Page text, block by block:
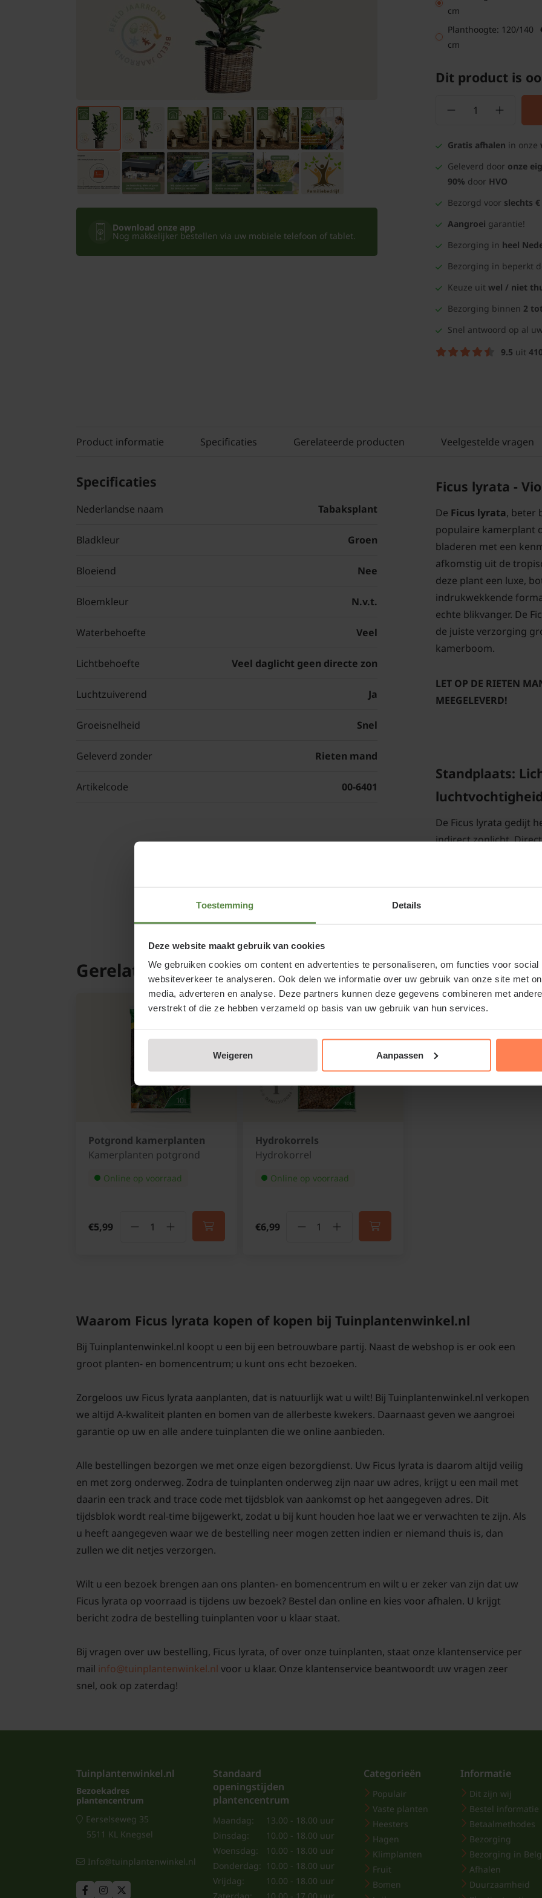
Toestemming Details
Deze website maakt gebruik van cookies
We gebruiken cookies om content en advertenties te personaliseren, om functies voor social
websiteverkeer te analyseren. Ook delen we informatie over uw gebruik van onze site met
media, adverteren en analyse. Deze partners kunnen deze gegevens combineren met
verstrekt of die ze hebben verzameld op basis van uw gebruik van hun services.
Weigeren Aanpassen
Leibomen
Kamerplanten
Bloempotten
Download onze app
Nog makkelijker bestellen via uw mobiele telefoon of tablet.
cm
Planthoogte: 120/140
cm
Dit product is
Gratis afhalen in onze
Geleverd door onze
90% door HVO
Bezorgd voor slechts €
Aangroei garantie!
Bezorging in heel
Bezorging in beperkt
Keuze uit wel / niet
Bezorging binnen 2
Snel antwoord op al
9.5 uit
Product informatie Specificaties Gerelateerde producten Veelgestelde vragen
Specificaties
Nederlandse naam Tabaksplant
Bladkleur Groen
Bloeiend Nee
Bloemkleur N.v.t.
Waterbehoefte Veel
Lichtbehoefte Veel daglicht geen directe zon
Luchtzuiverend Ja
Groeisnelheid Snel
Geleverd zonder Rieten mand
Artikelcode 00-6401
Ficus lyrata -
De Ficus lyrata, beter
populaire kamerplant
bladeren met een
afkomstig uit de
deze plant een luxe,
indrukwekkende
echte blikvanger. De
de juiste verzorging
kamerboom.
LET OP DE RIETEN
MEEGELEVERD!
Standplaats:
luchtvochtigheid
De Ficus lyrata gedijt
indirect zonlicht.
gunstig zijn, maar
bladeren kan
kunnen stress
optimale conditie te
De Ficus lyrata helpt
stoffen te filteren en
Ficus lyrata
waterbalans,
essentieel voor een
Waterbehoefte
niet goed tegen natte
laag van de grond
Voeding
Om de groei en
Verpotten
De Ficus lyrata
worden. Jonge
terwijl oudere
met verse potgrond
Gerelateerde producten
Potgrond kamerplanten
Kamerplanten potgrond
Online op voorraad
€5,99
Hydrokorrels
Hydrokorrel
Online op voorraad
€6,99
Waarom Ficus lyrata kopen of kopen bij Tuinplantenwinkel.nl
Bij Tuinplantenwinkel.nl koopt u een bij een betrouwbare partij. Naast de webshop is er ook een
groot planten- en bomencentrum; u kunt ons echt bezoeken.
Zorgeloos uw Ficus lyrata aanplanten, dat is natuurlijk wat u wilt! Bij Tuinplantenwinkel.nl verkopen
we altijd A-kwaliteit planten en bomen van de allerbeste kwekers. Daarnaast geven we aangroei
garantie op uw en alle andere tuinplanten die we online aanbieden.
Alle bestellingen bezorgen we met onze eigen bezorgdienst. Uw Ficus lyrata is daarom altijd veilig
en met zorg onderweg. Zodra de tuinplanten onderweg zijn naar uw adres, krijgt u een mail met
daarin een track and trace code met tijdsblok van aankomst op het aangegeven adres. Dit
tijdsblok wordt real-time bijgewerkt, zodat u bij kunt houden hoe laat we er verwachten te zijn. Als
u heeft aangegeven waar we de bestelling neer mogen zetten indien er niemand thuis is, dan
zullen we dit netjes verzorgen.
Wilt u een bezoek brengen aan ons planten- en bomencentrum en wilt u er zeker van zijn dat uw
Ficus lyrata op voorraad is tijdens uw bezoek? Bestel dan online en kies voor afhalen. U krijgt
bericht zodra de bestelling tuinplanten voor u klaar staat.
Bij vragen over uw bestelling, Ficus lyrata, of over onze tuinplanten, staat onze klantenservice per
mail info@tuinplantenwinkel.nl voor u klaar. Onze klantenservice beantwoordt uw vragen zeer
snel, ook op zaterdag!
Tuinplantenwinkel.nl
Bezoekadres
plantencentrum
Eerselseweg 35
5511 KL Knegsel
Info@tuinplantenwinkel.nl
Standaard
openingstijden
plantencentrum
Maandag:
13.00 - 18.00 uur
Dinsdag:
10.00 - 18.00 uur
Woensdag:
10.00 - 18.00 uur
Donderdag: 10.00 - 18.00 uur
Vrijdag:
10.00 - 18.00 uur
Categorieën
Populair
Vaste planten
Heesters
Hagen
Klimplanten
Fruit
Bomen
Informatie
Dit zijn wij
Bestel informatie
Betaalmethodes
Bezorging
Bezorging in
Afhalen
Duurzaamheid